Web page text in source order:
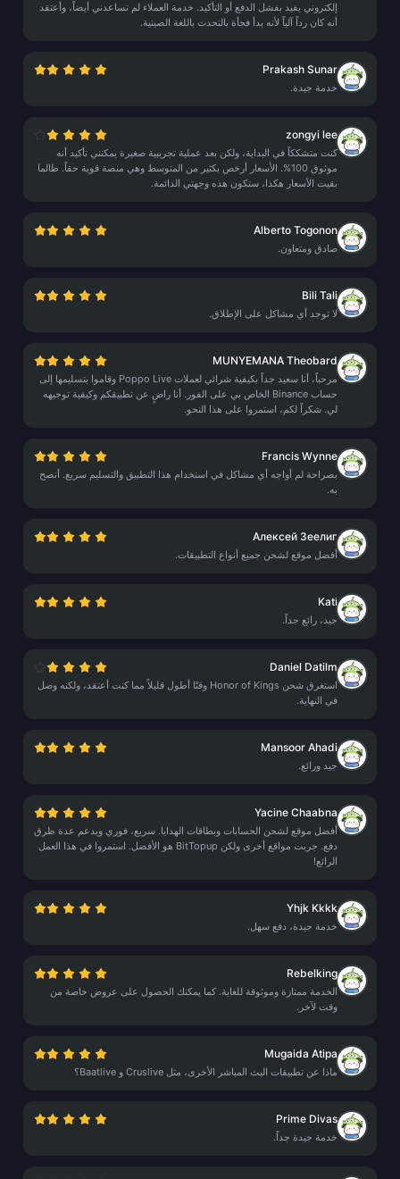
إلكتروني يفيد بفشل الدفع أو التأكيد. خدمة العملاء لم تساعدني أيضاً، وأعتقد
أنه كان رداً آلياً لأنه بدأ فجأة بالتحدث باللغة الصينية.
Prakash Sunar
خدمة جيدة.
zongyi lee
كنت متشككاً في البداية، ولكن بعد عملية تجريبية صغيرة يمكنني تأكيد أنه
موثوق 100%. الأسعار أرخص بكثير من المتوسط وهي منصة قوية حقاً. طالما
بقيت الأسعار هكذا، ستكون هذه وجهتي الدائمة.
Alberto Togonon
صادق ومتعاون.
Bili Tali
لا توجد أي مشاكل على الإطلاق.
MUNYEMANA Theobard
مرحباً، أنا سعيد جداً بكيفية شرائي لعملات Poppo Live وقاموا بتسليمها إلى
حساب Binance الخاص بي على الفور. أنا راضٍ عن تطبيقكم وكيفية توجيهه
لي. شكراً لكم، استمروا على هذا النحو.
Francis Wynne
بصراحة لم أواجه أي مشاكل في استخدام هذا التطبيق والتسليم سريع. أنصح
به.
Алексей Зеелиг
أفضل موقع لشحن جميع أنواع التطبيقات.
Kati
جيد، رائع جداً.
Daniel Datilm
استغرق شحن Honor of Kings وقتًا أطول قليلاً مما كنت أعتقد، ولكنه وصل
في النهاية.
Mansoor Ahadi
جيد ورائع.
Yacine Chaabna
أفضل موقع لشحن الحسابات وبطاقات الهدايا. سريع، فوري ويدعم عدة طرق
دفع. جربت مواقع أخرى ولكن BitTopup هو الأفضل. استمروا في هذا العمل
الرائع!
Yhjk Kkkk
خدمة جيدة، دفع سهل.
Rebelking
الخدمة ممتازة وموثوقة للغاية. كما يمكنك الحصول على عروض خاصة من
وقت لآخر.
Mugaida Atipa
ماذا عن تطبيقات البث المباشر الأخرى، مثل Cruslive و Baatlive؟
Prime Divas
خدمة جيدة جداً.